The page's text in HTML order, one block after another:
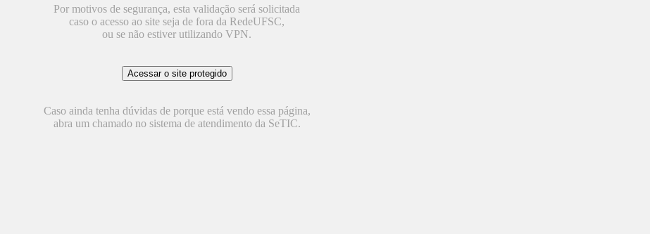
Por motivos de segurança, esta validação será solicitada
caso o acesso ao site seja de fora da RedeUFSC,
ou se não estiver utilizando VPN.
Caso ainda tenha dúvidas de porque está vendo essa página,
abra um chamado no sistema de atendimento da SeTIC.